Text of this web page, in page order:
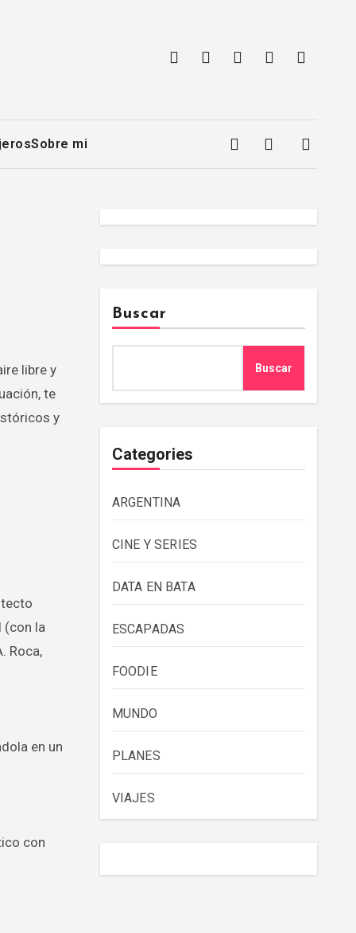
Sobre mi
te
y
(con la
Roca,
en un
con
Buscar
Buscar
Categories
ARGENTINA
CINE Y SERIES
DATA EN BATA
ESCAPADAS
FOODIE
MUNDO
PLANES
VIAJES